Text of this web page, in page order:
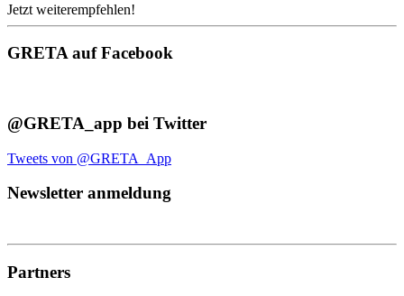
Jetzt weiterempfehlen!
GRETA auf Facebook
@GRETA_app bei Twitter
Tweets von @GRETA_App
Newsletter anmeldung
Partners